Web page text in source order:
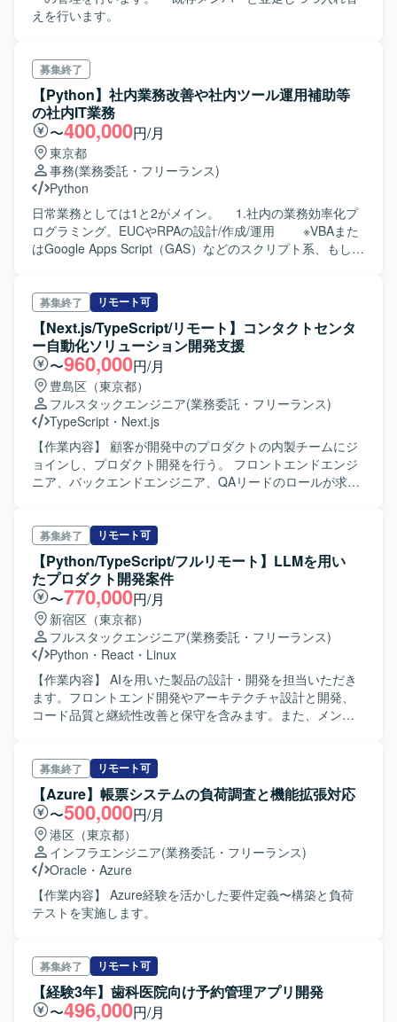
えを行います。
募集終了
【Python】社内業務改善や社内ツール運用補助等
の社内IT業務
〜400,000円/月
東京都
事務(業務委託・フリーランス)
Python
日常業務としては1と2がメイン。 1.社内の業務効率化プ
ログラミング。EUCやRPAの設計/作成/運用 ※VBAまた
はGoogle Apps Script（GAS）などのスクリプト系、もしく
3.LANネットワーク、周辺機器の運用/設計 4.PCやスマ
ホ、付属機器のキッティング。運用管理/ヘルプデスク業務
募集終了 リモート可
【Next.js/TypeScript/リモート】コンタクトセンタ
ー自動化ソリューション開発支援
〜960,000円/月
豊島区（東京都）
フルスタックエンジニア(業務委託・フリーランス)
TypeScript ・ Next.js
【作業内容】 顧客が開発中のプロダクトの内製チームにジ
ョインし、プロダクト開発を行う。 フロントエンドエンジ
ニア、バックエンドエンジニア、QAリードのロールが求め
募集終了 リモート可
【Python/TypeScript/フルリモート】LLMを用い
たプロダクト開発案件
〜770,000円/月
新宿区（東京都）
フルスタックエンジニア(業務委託・フリーランス)
Python ・ React ・ Linux
【作業内容】 AIを用いた製品の設計・開発を担当いただき
ます。フロントエンド開発やアーキテクチャ設計と開発、
コード品質と継続性改善と保守を含みます。また、メンバ
用した業務効率化ツールを提供している企業で働くこと
で、新しい技術情報も学べる環境です。 【開発環境】
Python・TypeScript(Next.js・React.js), Linux, GCP, Github,
Slack, Google Workspace, Confluence, Jira, Circle CI,
Jenkinsなどを活用しています。
募集終了 リモート可
【Azure】帳票システムの負荷調査と機能拡張対応
〜500,000円/月
港区（東京都）
インフラエンジニア(業務委託・フリーランス)
Oracle ・ Azure
【作業内容】 Azure経験を活かした要件定義〜構築と負荷
テストを実施します。
募集終了 リモート可
【経験3年】歯科医院向け予約管理アプリ開発
〜496,000円/月